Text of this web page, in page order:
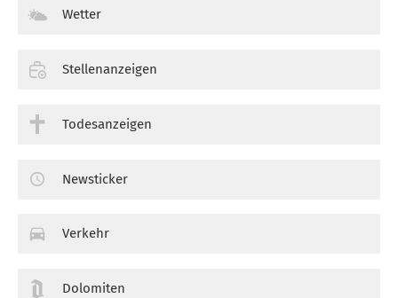
Wetter
Stellenanzeigen
Todesanzeigen
Newsticker
Verkehr
Dolomiten